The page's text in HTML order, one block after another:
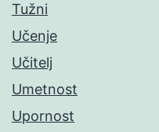
Tužni
Učenje
Učitelj
Umetnost
Upornost